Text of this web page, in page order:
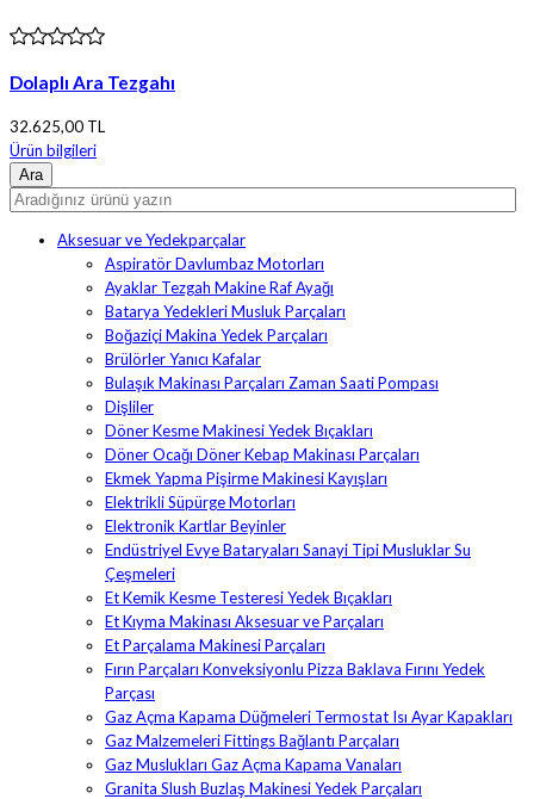
Dolaplı Ara Tezgahı
32.625,00 TL
Ürün bilgileri
Aksesuar ve Yedekparçalar
Aspiratör Davlumbaz Motorları
Ayaklar Tezgah Makine Raf Ayağı
Batarya Yedekleri Musluk Parçaları
Boğaziçi Makina Yedek Parçaları
Brülörler Yanıcı Kafalar
Bulaşık Makinası Parçaları Zaman Saati Pompası
Dişliler
Döner Kesme Makinesi Yedek Bıçakları
Döner Ocağı Döner Kebap Makinası Parçaları
Ekmek Yapma Pişirme Makinesi Kayışları
Elektrikli Süpürge Motorları
Elektronik Kartlar Beyinler
Endüstriyel Evye Bataryaları Sanayi Tipi Musluklar Su
Çeşmeleri
Et Kemik Kesme Testeresi Yedek Bıçakları
Et Kıyma Makinası Aksesuar ve Parçaları
Et Parçalama Makinesi Parçaları
Fırın Parçaları Konveksiyonlu Pizza Baklava Fırını Yedek
Parçası
Gaz Açma Kapama Düğmeleri Termostat Isı Ayar Kapakları
Gaz Malzemeleri Fittings Bağlantı Parçaları
Gaz Muslukları Gaz Açma Kapama Vanaları
Granita Slush Buzlaş Makinesi Yedek Parçaları